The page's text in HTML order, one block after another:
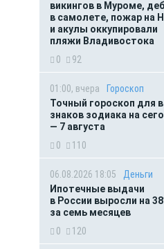
викингов в Муроме,
в самолете, пожар на
и акулы оккупировали
пляжи Владивостока
0
92
01:00, вчера
Гороскоп
Точный гороскоп для
знаков зодиака на
— 7 августа
0
110
06.08.2026 18:05
Деньги
Ипотечные выдачи
в России выросли на
за семь месяцев
0
120